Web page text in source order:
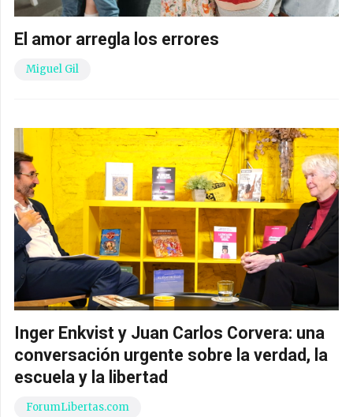
El amor arregla los errores
Miguel Gil
Inger Enkvist y Juan Carlos Corvera: una
conversación urgente sobre la verdad, la
escuela y la libertad
ForumLibertas.com